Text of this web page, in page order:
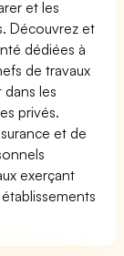
et les
Découvrez et
dédiées à
de travaux
les
privés.
et de
exerçant